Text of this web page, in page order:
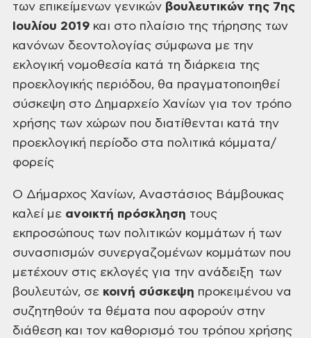
των επικείμενων γενικών βουλευτικών της 7ης
Ιουλίου 2019 και στο πλαίσιο της τήρησης των
κανόνων δεοντολογίας σύμφωνα με την
εκλογική νομοθεσία κατά τη διάρκεια της
προεκλογικής περιόδου, θα πραγματοποιηθεί
σύσκεψη στο Δημαρχείο Χανίων για τον τρόπο
χρήσης των χώρων που διατίθενται κατά την
προεκλογική περίοδο στα πολιτικά κόμματα/
φορείς
Ο Δήμαρχος Χανίων, Αναστάσιος Βάμβουκας
καλεί με ανοικτή πρόσκληση τους
εκπροσώπους των πολιτικών κομμάτων ή των
συνασπισμών συνεργαζομένων κομμάτων που
μετέχουν στις εκλογές για την ανάδειξη των
βουλευτών, σε κοινή σύσκεψη προκειμένου να
συζητηθούν τα θέματα που αφορούν στην
διάθεση και τον καθορισμό του τρόπου χρήσης